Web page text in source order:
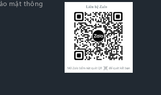
mật thông